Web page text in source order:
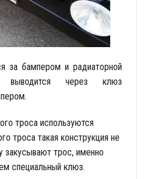
за бампером и радиаторной
через клюз
троса используются
троса такая конструкция не
закусывают трос, именно
специальный клюз.